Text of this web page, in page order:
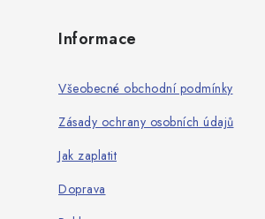
Informace
Všeobecné obchodní podmínky
Zásady ochrany osobních údajů
Jak zaplatit
Doprava